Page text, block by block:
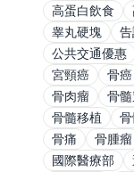
高蛋白飲食
睾丸硬塊
公共交通優惠
宮頸癌
骨癌
骨肉瘤
骨
骨髓移植
骨痛
骨腫瘤
國際醫療部